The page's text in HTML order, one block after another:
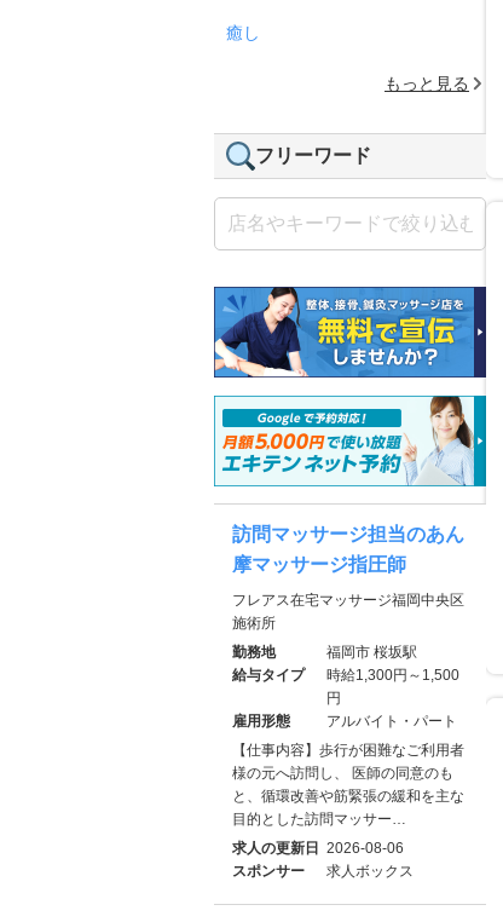
癒し
もっと見る
フリーワード
訪問マッサージ担当のあん
摩マッサージ指圧師
フレアス在宅マッサージ福岡中央区
施術所
勤務地
福岡市 桜坂駅
給与タイプ
時給1,300円～1,500
円
雇用形態
アルバイト・パート
【仕事内容】歩行が困難なご利用者
様の元へ訪問し、 医師の同意のも
と、循環改善や筋緊張の緩和を主な
目的とした訪問マッサー…
求人の更新日 2026-08-06
スポンサー
求人ボックス